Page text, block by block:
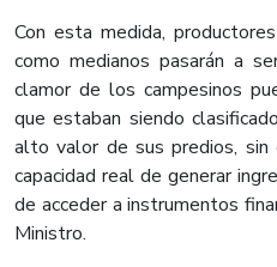
Con esta medida,
como medianos pasarán a
clamor de los campesinos
que estaban siendo
alto valor de sus predios, sin
capacidad real de generar
de acceder a instrumentos
Ministro.